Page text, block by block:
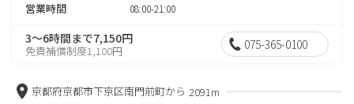
営業時間 08:00-21:00
3～6時間まで7,150円
免責補償制度1,100円 075-365-0100
京都府京都市下京区南門前町から 2091m